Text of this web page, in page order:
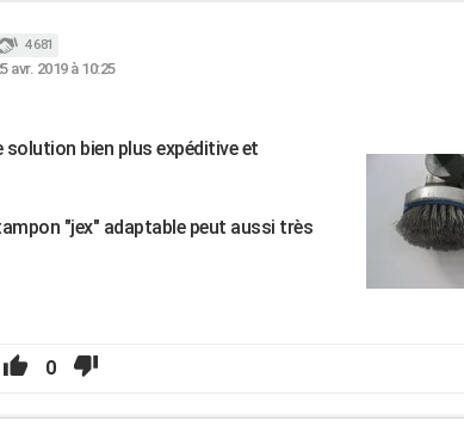
4 681
avr. 2019 à 10:25
bien plus expéditive et
"jex" adaptable peut aussi très
0